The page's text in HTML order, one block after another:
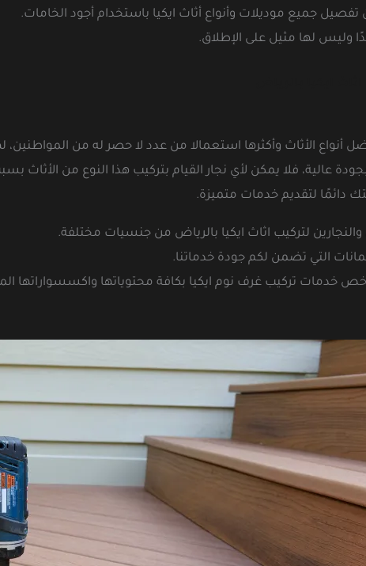
جميع موديلات وأنواع أثاث ايكيا باستخدام أجود الخامات.
وليس لها مثيل على الإطلاق.
أنواع الأثاث وأكثرها استعمالا من عدد لا حصر له من المواطنين،
عالية، فلا يمكن لأي نجار القيام بتركيب هذا النوع من الأثاث
دائمًا لتقديم خدمات متميزة.
والنجارين لتركيب اثاث ايكيا بالرياض من جنسيات مختلفة.
التي تضمن لكم جودة خدماتنا.
خدمات تركيب غرف نوم ايكيا بكافة محتوياتها واكسسواراتها